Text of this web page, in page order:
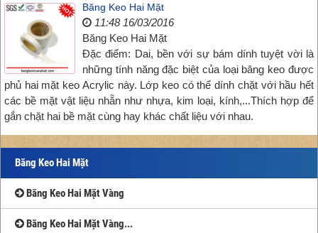
Băng Keo Hai Mặt
11:48 16/03/2016
Băng Keo Hai Mặt
Đặc điểm: Dai, bền với sự bám dính tuyệt vời là
những tính năng đặc biệt của loại băng keo được
phủ hai mặt keo Acrylic này. Lớp keo có thể dính chặt với hầu hết
các bề mặt vật liệu nhẵn như nhựa, kim loại, kính,...Thích hợp để
gắn chặt hai bề mặt cùng hay khác chất liệu với nhau.
Băng Keo Hai Mặt
Băng Keo Hai Mặt Vàng
Băng Keo Hai Mặt Vàng...